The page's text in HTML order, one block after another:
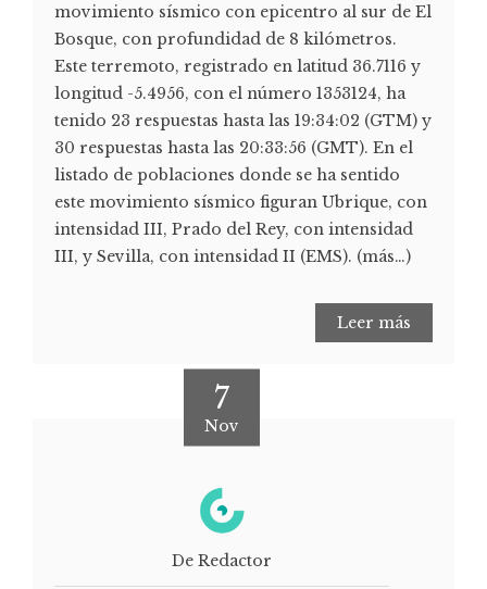
movimiento sísmico con epicentro al sur de El
Bosque, con profundidad de 8 kilómetros.
Este terremoto, registrado en latitud 36.7116 y
longitud -5.4956, con el número 1353124, ha
tenido 23 respuestas hasta las 19:34:02 (GTM) y
30 respuestas hasta las 20:33:56 (GMT). En el
listado de poblaciones donde se ha sentido
este movimiento sísmico figuran Ubrique, con
intensidad III, Prado del Rey, con intensidad
III, y Sevilla, con intensidad II (EMS). (más…)
Leer más
7
Nov
De Redactor